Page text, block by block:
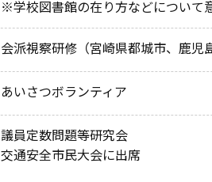
※学校図書館の在り方などについて
会派視察研修（宮崎県都城市、鹿児
あいさつボランティア
議員定数問題等研究会
交通安全市民大会に出席